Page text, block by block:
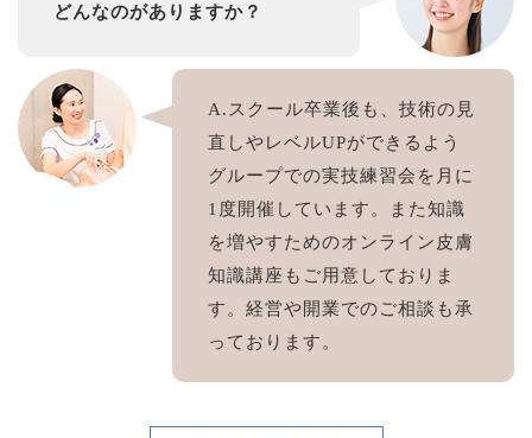
どんなのがありますか？
A.スクール卒業後も、技術の見
直しやレベルUPができるよう
グループでの実技練習会を月に
1度開催しています。また知識
を増やすためのオンライン皮膚
知識講座もご用意しておりま
す。経営や開業でのご相談も承
っております。